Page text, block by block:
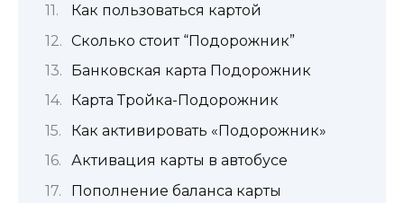
Как пользоваться картой
Сколько стоит “Подорожник”
Банковская карта Подорожник
Карта Тройка-Подорожник
Как активировать «Подорожник»
Активация карты в автобусе
Пополнение баланса карты